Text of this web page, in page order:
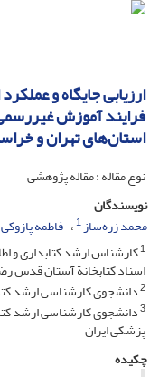
ارزیابی جایگاه و
فرایند آموزش
استان‌های تهران و
نوع مقاله : مقاله پژوهشی
نویسندگان
محمد زره‌ساز1 فاطمه پازوکی
1کارشناس ارشد کتابداری و
اسناد کتابخانة آستان قدس
2دانشجوی کارشناسی ارشد
3دانشجوی کارشناسی ارشد
پزشکی ایران
چکیده